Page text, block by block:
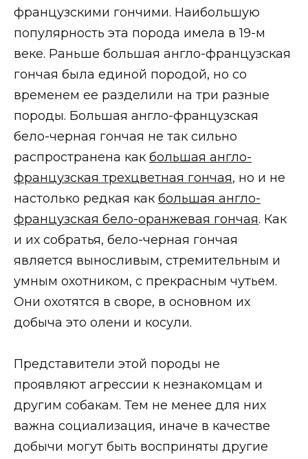
французскими гончими. Наибольшую
популярность эта порода имела в 19-м
веке. Раньше большая англо-французская
гончая была единой породой, но со
временем ее разделили на три разные
породы. Большая англо-французская
бело-черная гончая не так сильно
распространена как большая англо-
французская трехцветная гончая, но и не
настолько редкая как большая англо-
французская бело-оранжевая гончая. Как
и их собратья, бело-черная гончая
является выносливым, стремительным и
умным охотником, с прекрасным чутьем.
Они охотятся в своре, в основном их
добыча это олени и косули.
Представители этой породы не
проявляют агрессии к незнакомцам и
другим собакам. Тем не менее для них
важна социализация, иначе в качестве
добычи могут быть восприняты другие